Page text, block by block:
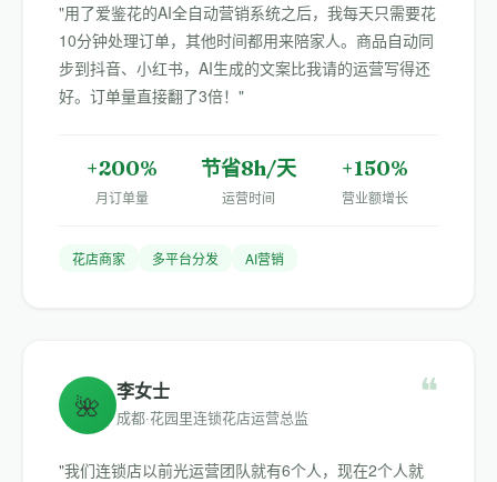
"用了爱鉴花的AI全自动营销系统之后，我每天只需要花
10分钟处理订单，其他时间都用来陪家人。商品自动同
步到抖音、小红书，AI生成的文案比我请的运营写得还
好。订单量直接翻了3倍！"
+200%
月订单量
节省8h/天
运营时间
+150%
营业额增长
花店商家 多平台分发 AI营销
🌺 李女士
成都·花园里连锁花店运营总监
❝
"我们连锁店以前光运营团队就有6个人，现在2个人就